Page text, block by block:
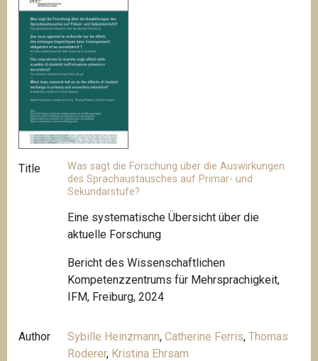
Title
Was sagt die Forschung über die Auswirkungen
des Sprachaustausches auf Primar- und
Sekundarstufe?
Eine systematische Übersicht über die
aktuelle Forschung
Bericht des Wissenschaftlichen
Kompetenzzentrums für Mehrsprachigkeit,
IFM, Freiburg, 2024
Author Sybille Heinzmann,Catherine Ferris,Thomas
Roderer, Kristina Ehrsam